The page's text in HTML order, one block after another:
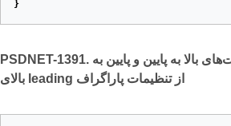
}
PSDNET-1391. افزودن پشتیبانی از حالت‌های بالا به پایین و پایین به
بالای leading از تنظیمات پاراگراف